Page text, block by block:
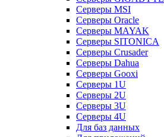
Серверы MSI
Серверы Oracle
Серверы MAYAK
Серверы SITONICA
Серверы Crusader
Серверы Dahua
Серверы Gooxi
Серверы 1U
Серверы 2U
Серверы 3U
Серверы 4U
Для баз данных